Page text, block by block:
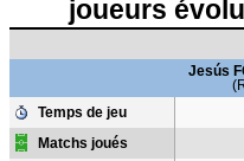
joueurs
Jesús
Temps de jeu
Matchs joués